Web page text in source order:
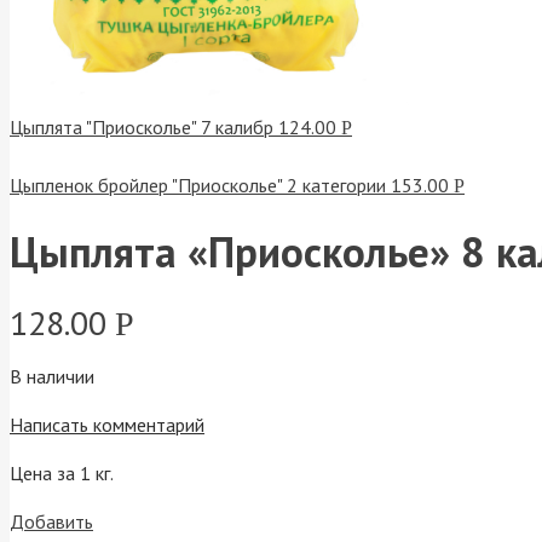
Цыплята "Приосколье" 7 калибр 124.00 Р
Цыпленок бройлер "Приосколье" 2 категории 153.00 Р
Цыплята «Приосколье» 8
128.00 Р
В наличии
Написать комментарий
Цена за 1 кг.
Добавить